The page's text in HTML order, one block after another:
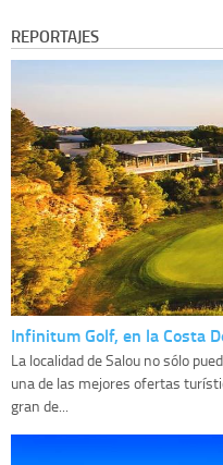
REPORTAJES
Infinitum Golf, en la Costa
La localidad de Salou no sólo
una de las mejores ofertas
gran de...